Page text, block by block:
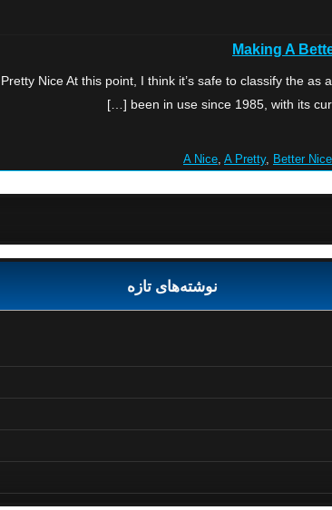
Making A
Nice At this point, I think it’s safe to classify the
been in use since 1985, with its
A Nice, A Pretty, Better Nice
نوشته‌های تازه